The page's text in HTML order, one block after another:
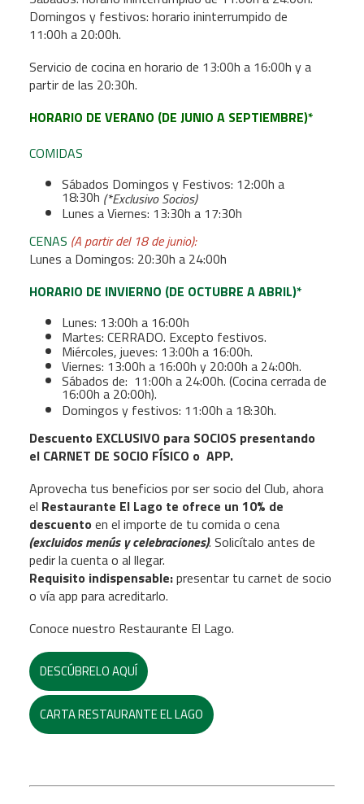
Domingos y festivos: horario ininterrumpido de
11:00h a 20:00h.
Servicio de cocina en horario de 13:00h a 16:00h y a
partir de las 20:30h.
HORARIO DE VERANO (DE JUNIO A SEPTIEMBRE)*
COMIDAS
Sábados Domingos y Festivos: 12:00h a
18:30h (*Exclusivo Socios)
Lunes a Viernes: 13:30h a 17:30h
CENAS (A partir del 18 de junio):
Lunes a Domingos: 20:30h a 24:00h
HORARIO DE INVIERNO (DE OCTUBRE A ABRIL)*
Lunes: 13:00h a 16:00h
Martes: CERRADO. Excepto festivos.
Miércoles, jueves: 13:00h a 16:00h.
Viernes: 13:00h a 16:00h y 20:00h a 24:00h.
Sábados de: 11:00h a 24:00h. (Cocina cerrada de
16:00h a 20:00h).
Domingos y festivos: 11:00h a 18:30h.
Descuento EXCLUSIVO para SOCIOS presentando
el CARNET DE SOCIO FÍSICO o APP.
Aprovecha tus beneficios por ser socio del Club, ahora
el Restaurante El Lago te ofrece un 10% de
descuento en el importe de tu comida o cena
(excluidos menús y celebraciones). Solicítalo antes de
pedir la cuenta o al llegar.
Requisito indispensable:presentar tu carnet de socio
o vía app para acreditarlo.
Conoce nuestro Restaurante El Lago.
DESCÚBRELO AQUÍ
CARTA RESTAURANTE EL LAGO